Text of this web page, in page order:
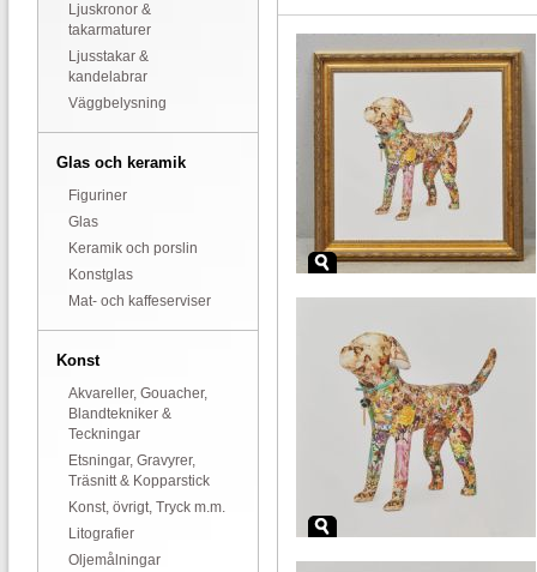
Ljuskronor &
takarmaturer
Ljusstakar &
kandelabrar
Väggbelysning
Glas och keramik
Figuriner
Glas
Keramik och porslin
Konstglas
Mat- och kaffeserviser
Konst
Akvareller, Gouacher,
Blandtekniker &
Teckningar
Etsningar, Gravyrer,
Träsnitt & Kopparstick
Konst, övrigt, Tryck m.m.
Litografier
Oljemålningar